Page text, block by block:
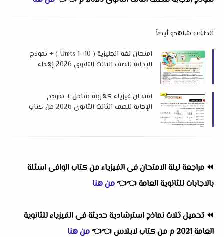
الطلاب شاهدو أيضاً
امتحان لغة انجليزية ( Units 1- 10 ) + نموذج
الإجابة للصف الثالث الثانوي 2026 إهداء
امتحان فيزياء كهربية شامل + نموذج
الإجابة للصف الثالث الثانوي 2026 من كتاب
⏪ مراجعة ليلة الامتحان فى الفيزياء من كتاب الوافى اسئلة
بالاجابات للثانوية العامة👈
👈من هنا
⏪ تحميل ثلاث نماذج استرشادية حديثة فى الفيزياء للثانوية
العامة 2021 م من كتاب لابلاس
👈
👈من هنا